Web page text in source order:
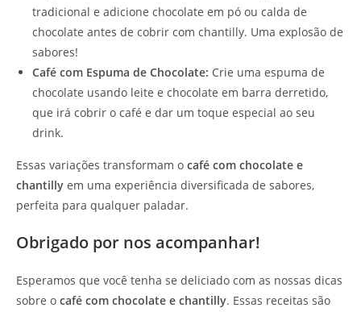
tradicional e adicione chocolate em pó ou calda de
chocolate antes de cobrir com chantilly. Uma explosão de
sabores!
Café com Espuma de Chocolate: Crie uma espuma de
chocolate usando leite e chocolate em barra derretido,
que irá cobrir o café e dar um toque especial ao seu
drink.
Essas variações transformam o café com chocolate e
chantilly em uma experiência diversificada de sabores,
perfeita para qualquer paladar.
Obrigado por nos acompanhar!
Esperamos que você tenha se deliciado com as nossas dicas
sobre o café com chocolate e chantilly. Essas receitas são